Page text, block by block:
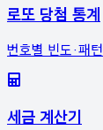
로또 당첨 통계
번호별 빈도·패턴
세금 계산기